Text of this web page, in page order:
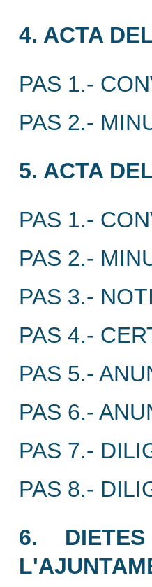
4. ACTA
PAS 1.-
PAS 2.-
5. ACTA
PAS 1.-
PAS 2.-
PAS 3.-
PAS 4.-
PAS 5.-
PAS 6.-
PAS 7.-
PAS 8.-
6.